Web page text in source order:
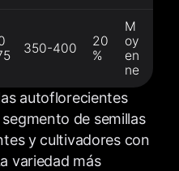
350-400
20
%
M
oy
en
ne
autoflorecientes
de semillas
y cultivadores con
variedad más